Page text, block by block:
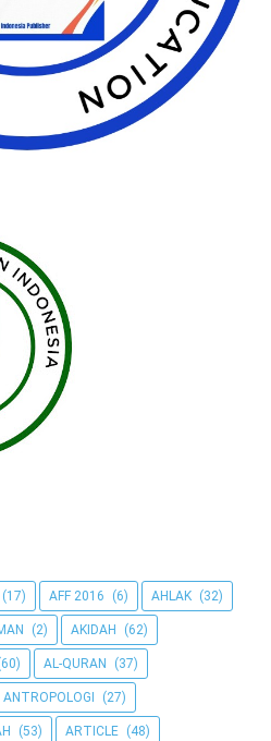
(17) AFF 2016 (6) AHLAK (32)
(2) AKIDAH (62)
AL-QURAN (37)
ANTROPOLOGI (27)
(53) ARTICLE (48)